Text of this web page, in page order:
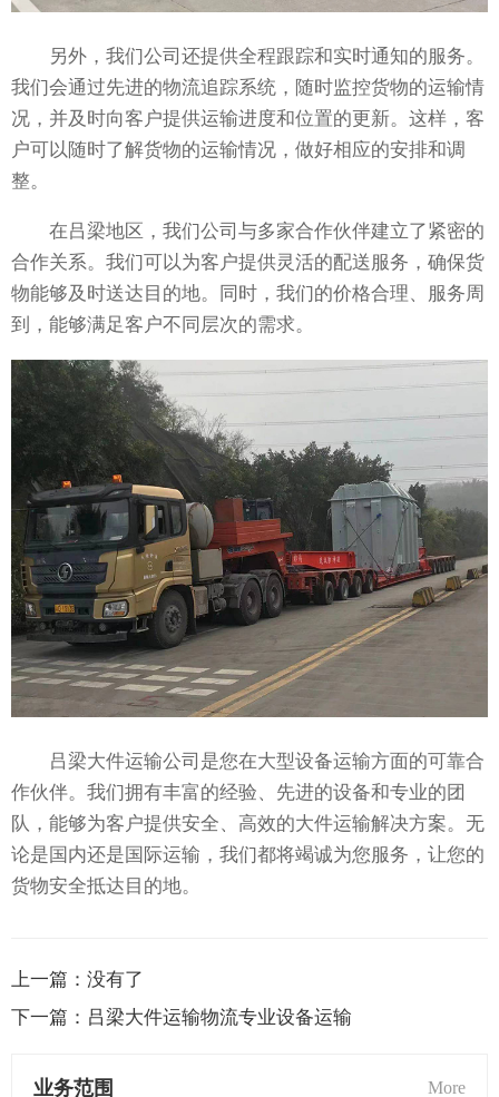
另外，我们公司还提供全程跟踪和实时通知的服务。
我们会通过先进的物流追踪系统，随时监控货物的运输情
况，并及时向客户提供运输进度和位置的更新。这样，客
户可以随时了解货物的运输情况，做好相应的安排和调
整。
在吕梁地区，我们公司与多家合作伙伴建立了紧密的
合作关系。我们可以为客户提供灵活的配送服务，确保货
物能够及时送达目的地。同时，我们的价格合理、服务周
到，能够满足客户不同层次的需求。
吕梁大件运输公司是您在大型设备运输方面的可靠合
作伙伴。我们拥有丰富的经验、先进的设备和专业的团
队，能够为客户提供安全、高效的大件运输解决方案。无
论是国内还是国际运输，我们都将竭诚为您服务，让您的
货物安全抵达目的地。
上一篇： 没有了
下一篇： 吕梁大件运输物流专业设备运输
业务范围 More